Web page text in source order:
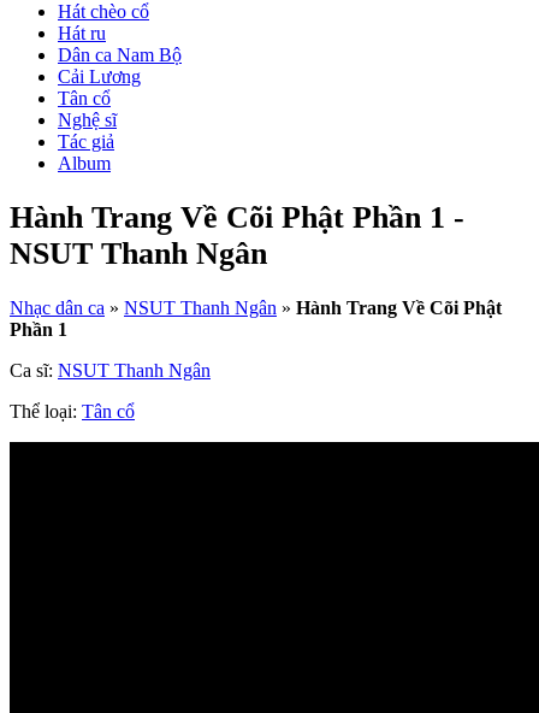
Hát chèo cổ
Hát ru
Dân ca Nam Bộ
Cải Lương
Tân cổ
Nghệ sĩ
Tác giả
Album
Hành Trang Về Cõi Phật Phần 1 -
NSUT Thanh Ngân
Nhạc dân ca » NSUT Thanh Ngân » Hành Trang Về Cõi Phật
Phần 1
Ca sĩ: NSUT Thanh Ngân
Thể loại: Tân cổ